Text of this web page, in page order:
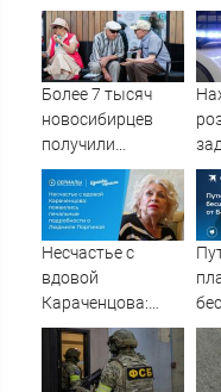
огневые группы
(ФОТО)
Более 7 тысяч
новосибирцев
получили
прибавку к
пенсии от СФР
Несчастье с
вдовой
Караченцова:
появились
печальные
подробности о